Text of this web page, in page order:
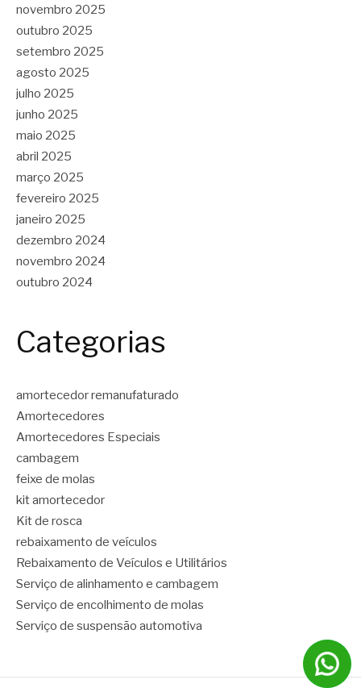
novembro 2025
outubro 2025
setembro 2025
agosto 2025
julho 2025
junho 2025
maio 2025
abril 2025
março 2025
fevereiro 2025
janeiro 2025
dezembro 2024
novembro 2024
outubro 2024
Categorias
amortecedor remanufaturado
Amortecedores
Amortecedores Especiais
cambagem
feixe de molas
kit amortecedor
Kit de rosca
rebaixamento de veículos
Rebaixamento de Veículos e Utilitários
Serviço de alinhamento e cambagem
Serviço de encolhimento de molas
Serviço de suspensão automotiva